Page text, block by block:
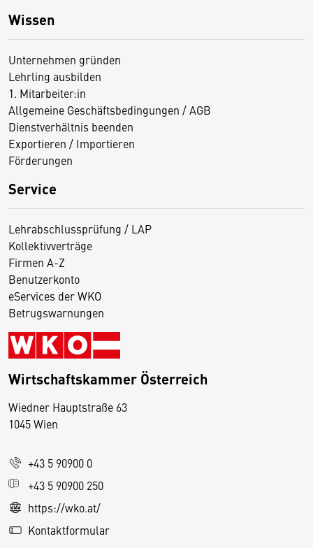
Wissen
Unternehmen gründen
Lehrling ausbilden
1. Mitarbeiter:in
Allgemeine Geschäftsbedingungen / AGB
Dienstverhältnis beenden
Exportieren / Importieren
Förderungen
Service
Lehrabschlussprüfung / LAP
Kollektivverträge
Firmen A-Z
Benutzerkonto
eServices der WKO
Betrugswarnungen
Wirtschaftskammer Österreich
Wiedner Hauptstraße 63
1045 Wien
+43 5 90900 0
+43 5 90900 250
https://wko.at/
Kontaktformular
D
s
e
S
e